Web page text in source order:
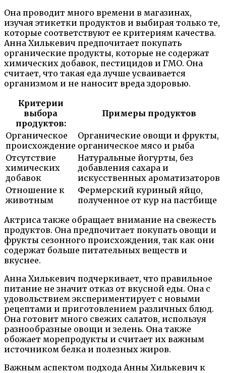
Она проводит много времени в магазинах,
изучая этикетки продуктов и выбирая только те,
которые соответствуют ее критериям качества.
Анна Хилькевич предпочитает покупать
органические продукты, которые не содержат
химических добавок, пестицидов и ГМО. Она
считает, что такая еда лучше усваивается
организмом и не наносит вреда здоровью.
Критерии
выбора
продуктов:
Примеры продуктов
Органическое
происхождение
Органические овощи и фрукты,
органическое мясо и рыба
Отсутствие
химических
добавок
Натуральные йогурты, без
добавления сахара и
искусственных ароматизаторов
Отношение к
животным
Фермерский куриный яйцо,
полученное от кур на пастбище
Актриса также обращает внимание на свежесть
продуктов. Она предпочитает покупать овощи и
фрукты сезонного происхождения, так как они
содержат больше питательных веществ и
вкуснее.
Анна Хилькевич подчеркивает, что правильное
питание не значит отказ от вкусной еды. Она с
удовольствием экспериментирует с новыми
рецептами и приготовлением различных блюд.
Она готовит много свежих салатов, используя
разнообразные овощи и зелень. Она также
обожает морепродукты и считает их важным
источником белка и полезных жиров.
Важным аспектом подхода Анны Хилькевич к